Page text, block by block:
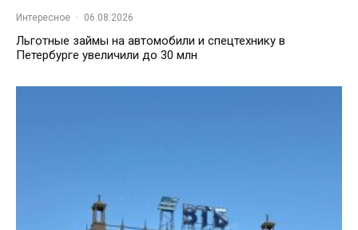
Интересное · 06.08.2026
Льготные займы на автомобили и спецтехнику в
Петербурге увеличили до 30 млн